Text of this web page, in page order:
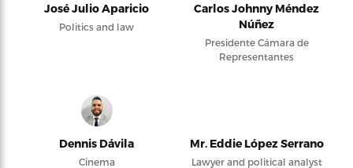
José Julio Aparicio
Politics and law
Carlos Johnny Méndez
Núñez
Presidente Cámara de
Representantes
Dennis Dávila
Cinema
Mr. Eddie López Serrano
Lawyer and political analyst